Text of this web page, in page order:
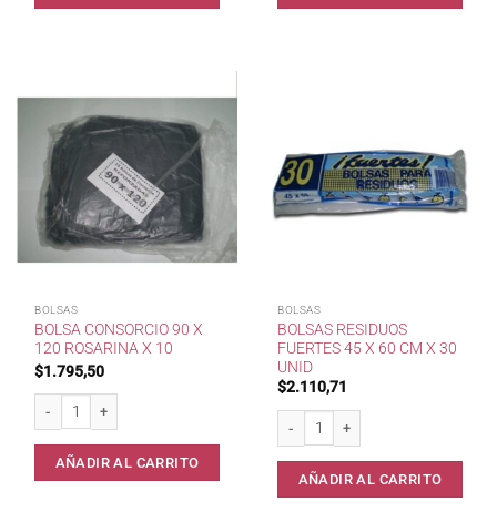
BOLSAS
BOLSA CONSORCIO 90 X
120 ROSARINA X 10
$1.795,50
Bolsa Consorcio 90 x 120 Rosarina x 10 cantidad
AÑADIR AL CARRITO
BOLSAS
BOLSAS RESIDUOS
FUERTES 45 X 60 CM X 30
UNID
$2.110,71
AÑADIR AL CARRITO